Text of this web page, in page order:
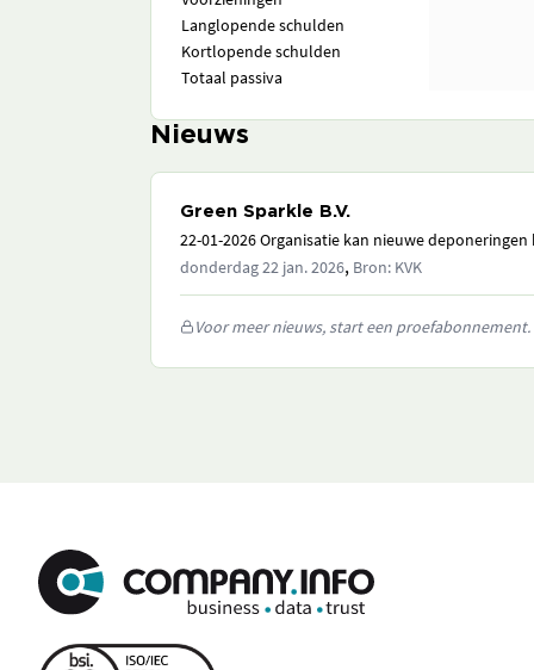
Langlopende schulden
Kortlopende schulden
Totaal passiva
Nieuws
Green Sparkle B.V.
22-01-2026 Organisatie kan nieuwe
donderdag 22 jan. 2026, Bron: KVK
Voor meer nieuws, start een proefabonnement.